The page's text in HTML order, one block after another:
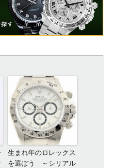
生まれ年のロレックス
を選ぼう ～シリアル